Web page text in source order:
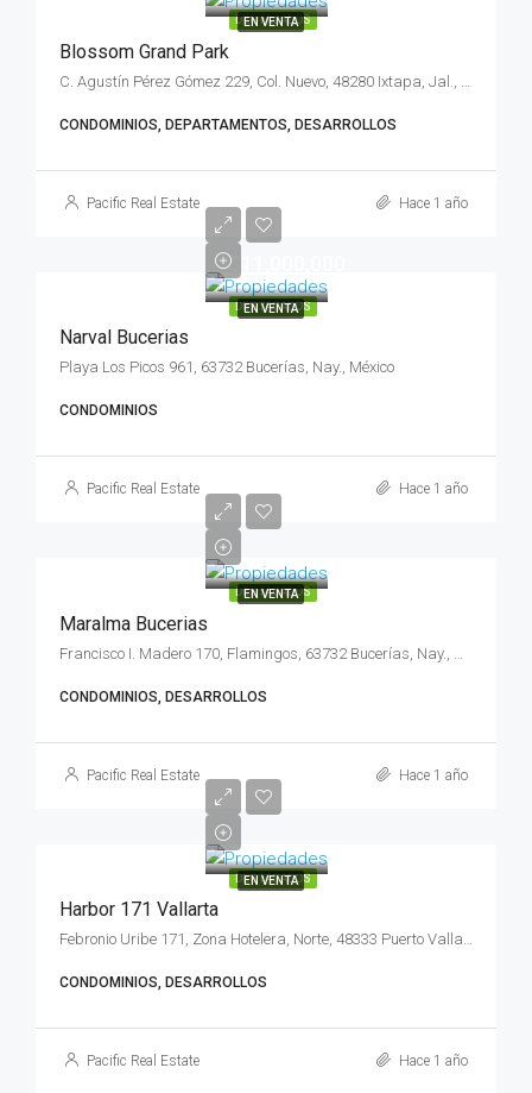
DESTACADOS
EN VENTA
Blossom Grand Park
CONDOMINIOS, DEPARTAMENTOS, DESARROLLOS
Pacific Real Estate Hace 1 año
DESTACADOS
EN VENTA
$11,000,000
Narval Bucerias
Playa Los Picos 961, 63732 Bucerías, Nay., México
CONDOMINIOS
Pacific Real Estate Hace 1 año
DESTACADOS
EN VENTA
Maralma Bucerias
CONDOMINIOS, DESARROLLOS
Pacific Real Estate Hace 1 año
DESTACADOS
EN VENTA
Harbor 171 Vallarta
Febronio Uribe 171, Zona Hotelera, Norte, 48333 Puerto Vallarta, Jal., México
CONDOMINIOS, DESARROLLOS
Pacific Real Estate Hace 1 año